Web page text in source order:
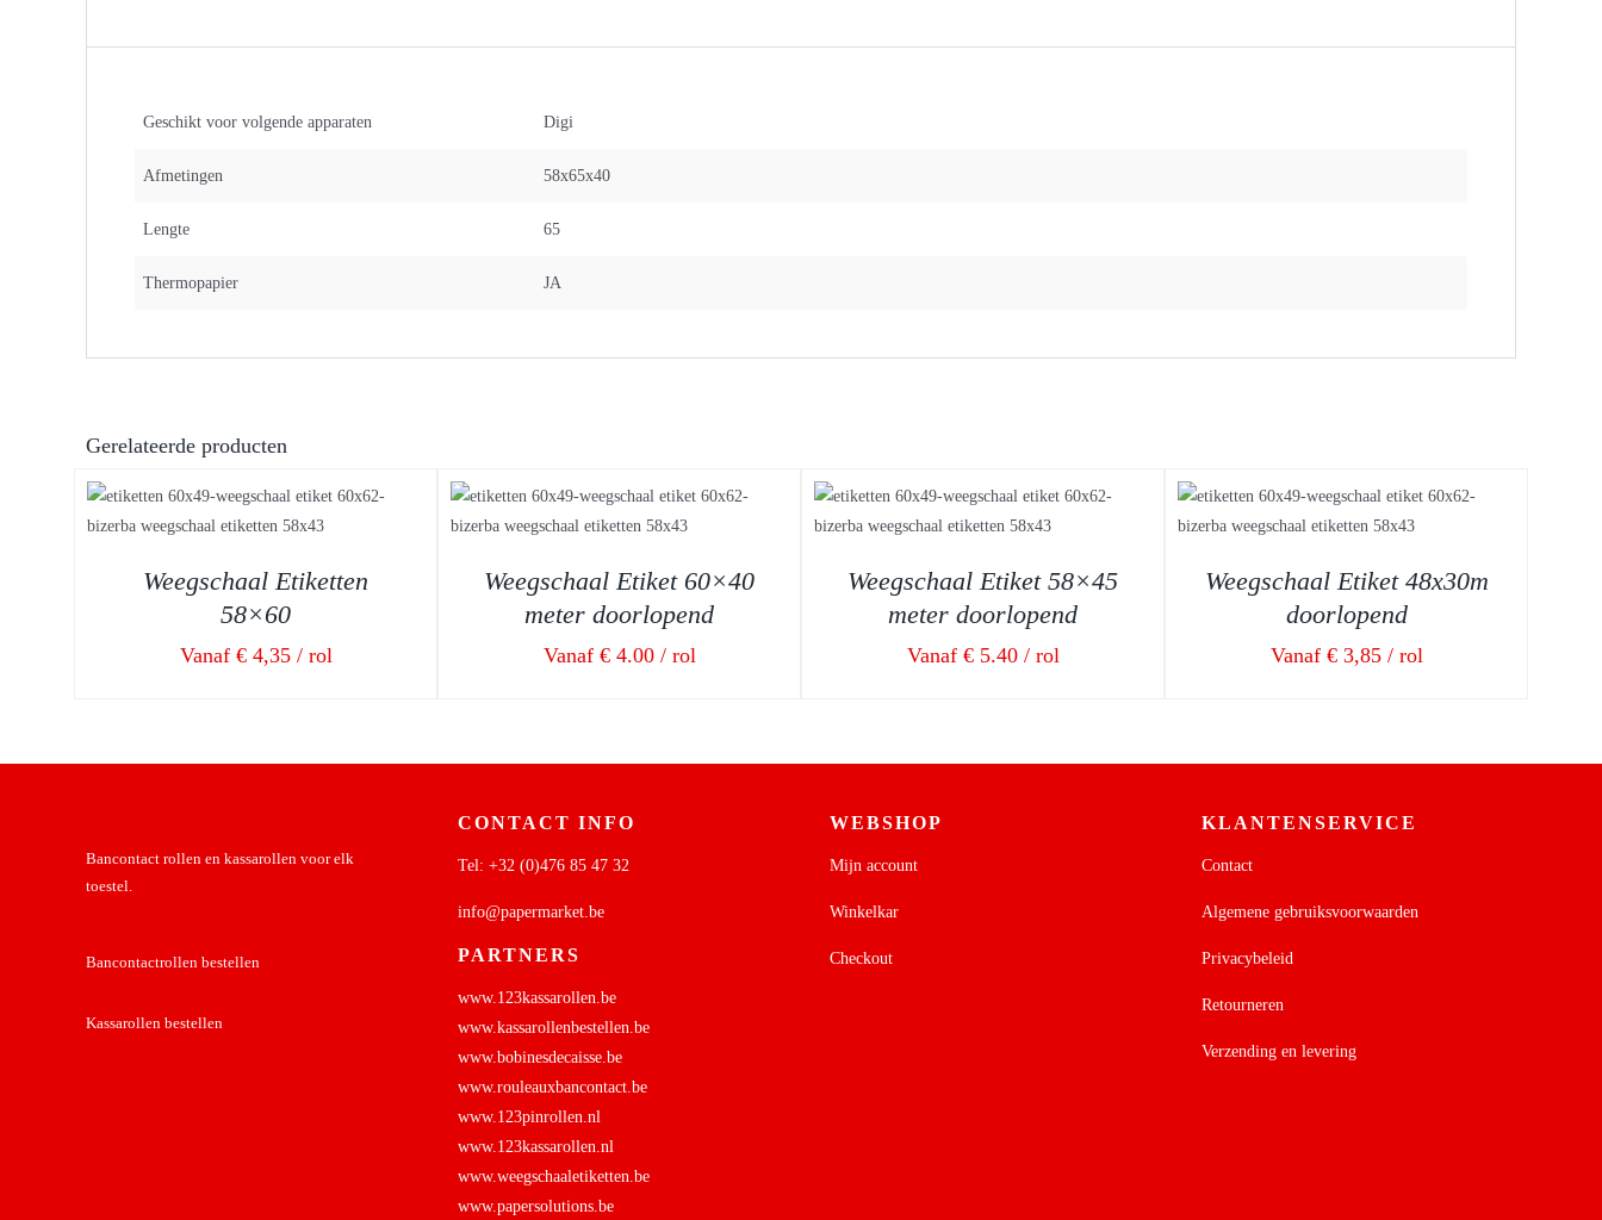
Geschikt voor volgende apparaten Digi
Afmetingen 58x65x40
Lengte 65
Thermopapier JA
Gerelateerde producten
Weegschaal Etiketten
58×60
Vanaf € 4,35 / rol
Weegschaal Etiket 60×40
meter doorlopend
Vanaf € 4.00 / rol
Weegschaal Etiket 58×45
meter doorlopend
Vanaf € 5.40 / rol
Weegschaal Etiket 48x30m
doorlopend
Vanaf € 3,85 / rol
Bancontact rollen en kassarollen voor elk
toestel.
Bancontactrollen bestellen
Kassarollen bestellen
CONTACT INFO
Tel: +32 (0)476 85 47 32
info@papermarket.be
PARTNERS
www.123kassarollen.be
www.kassarollenbestellen.be
www.bobinesdecaisse.be
www.rouleauxbancontact.be
www.123pinrollen.nl
www.123kassarollen.nl
www.weegschaaletiketten.be
www.papersolutions.be
WEBSHOP
Mijn account
Winkelkar
Checkout
KLANTENSERVICE
Contact
Algemene gebruiksvoorwaarden
Privacybeleid
Retourneren
Verzending en levering